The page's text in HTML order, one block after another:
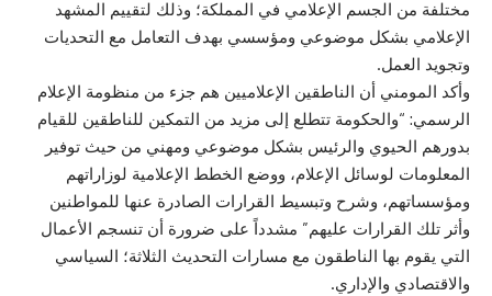
مختلفة من الجسم الإعلامي في المملكة؛ وذلك لتقييم المشهد
الإعلامي بشكل موضوعي ومؤسسي بهدف التعامل مع التحديات
وتجويد العمل.
وأكد المومني أن الناطقين الإعلاميين هم جزء من منظومة الإعلام
الرسمي: “والحكومة تتطلع إلى مزيد من التمكين للناطقين للقيام
بدورهم الحيوي والرئيس بشكل موضوعي ومهني من حيث توفير
المعلومات لوسائل الإعلام، ووضع الخطط الإعلامية لوزاراتهم
ومؤسساتهم، وشرح وتبسيط القرارات الصادرة عنها للمواطنين
وأثر تلك القرارات عليهم” مشدداً على ضرورة أن تنسجم الأعمال
التي يقوم بها الناطقون مع مسارات التحديث الثلاثة؛ السياسي
والاقتصادي والإداري.